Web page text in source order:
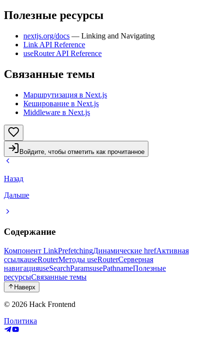
Полезные ресурсы
nextjs.org/docs — Linking and Navigating
Link API Reference
useRouter API Reference
Связанные темы
Маршрутизация в Next.js
Кеширование в Next.js
Middleware в Next.js
Войдите, чтобы отметить как прочитанное
Назад
Дальше
Содержание
Компонент LinkPrefetchingДинамические hrefАктивная
ссылкаuseRouterМетоды useRouterСерверная
навигацияuseSearchParamsusePathnameПолезные
ресурсыСвязанные темы
Наверх
© 2026 Hack Frontend
Политика